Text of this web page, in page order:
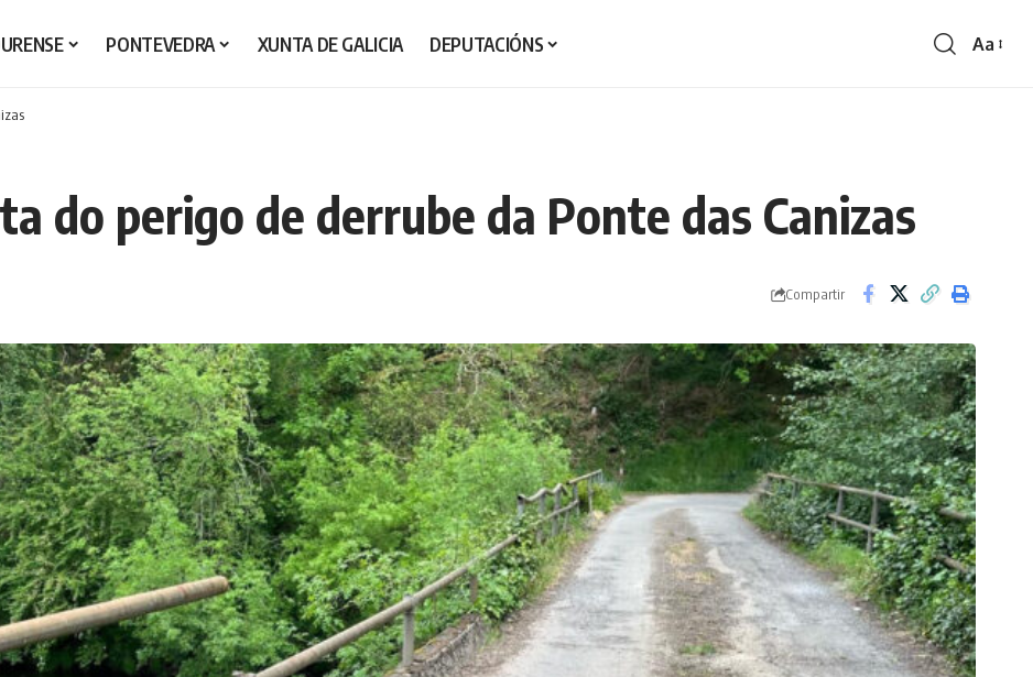
PONTEVEDRA XUNTA DE GALICIA DEPUTACIÓNS Aa
do perigo de derrube da Ponte das Canizas
Compartir